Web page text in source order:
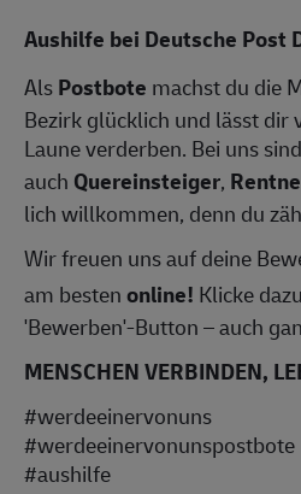
Aushilfe bei Deutsche Post
AlsPostbote machst du die
Bezirk glücklich und lässt dir
Laune verderben. Bei uns sind
auch Quereinsteiger,
lich willkommen, denn du
Wir freuen uns auf deine
am bestenonline! Klicke
'Bewerben'-Button – auch
MENSCHEN VERBINDEN,
#werdeeinervonuns
#werdeeinervonunspostbote
#aushilfe